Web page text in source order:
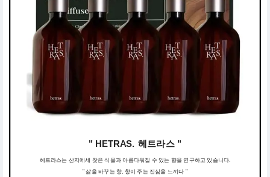
" HETRAS. 헤트라스 "
헤트라스는 산지에세 찾은 식물과 아름다워질 수 있는 향을 연구하고 있습니다.
" 삶을 바꾸는 향, 향이 주는 진심을 느끼다 "